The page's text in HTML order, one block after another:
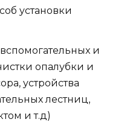
установки
и
опалубки и
устройства
лестниц,
и т.д)